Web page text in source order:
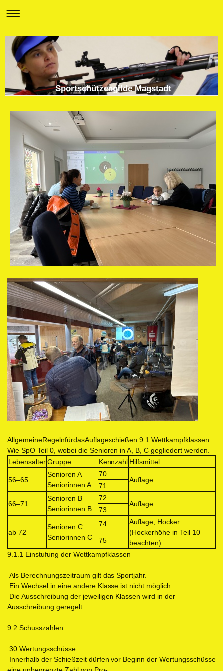
Sportschützengilde Magstadt
AllgemeineRegelnfürdasAuflageschießen 9.1 Wettkampfklassen
Wie SpO Teil 0, wobei die Senioren in A, B, C gegliedert werden.
LebensalterGruppe Kennzahl Hilfsmittel
56–65
Senioren A
Seniorinnen A
70
Auflage
71
66–71
Senioren B
Seniorinnen B
72
Auflage
73
ab 72
Senioren C
Seniorinnen C
74
Auflage, Hocker
(Hockerhöhe in Teil 10
beachten)
75
9.1.1 Einstufung der Wettkampfklassen
Als Berechnungszeitraum gilt das Sportjahr.
Ein Wechsel in eine andere Klasse ist nicht möglich.
Die Ausschreibung der jeweiligen Klassen wird in der
Ausschreibung geregelt.
9.2 Schusszahlen
30 Wertungsschüsse
Innerhalb der Schießzeit dürfen vor Beginn der Wertungsschüsse